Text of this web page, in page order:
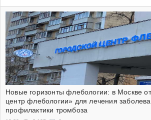
Новые горизонты флебологии: в Москве
центр флебологии» для лечения
профилактики тромбоза